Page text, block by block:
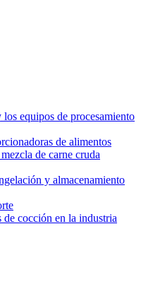
equipos de procesamiento
de alimentos
de carne cruda
y almacenamiento
cocción en la industria